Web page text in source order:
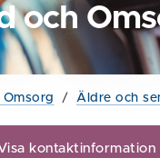
och
/ Äldre och
kontaktinformation